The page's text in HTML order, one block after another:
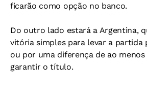
ficarão como opção no banco.
Do outro lado estará a Argentina,
vitória simples para levar a partida
ou por uma diferença de ao
garantir o título.